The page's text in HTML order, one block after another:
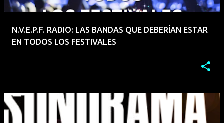
N.V.E.P.F. RADIO: LAS BANDAS QUE DEBERÍAN ESTAR
EN TODOS LOS FESTIVALES